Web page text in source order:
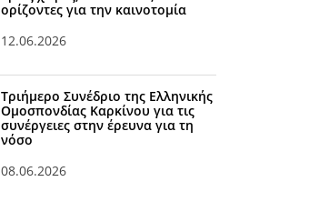
ορίζοντες για την καινοτομία
12.06.2026
Τριήμερο Συνέδριο της Ελληνικής
Ομοσπονδίας Καρκίνου για τις
συνέργειες στην έρευνα για τη
νόσο
08.06.2026